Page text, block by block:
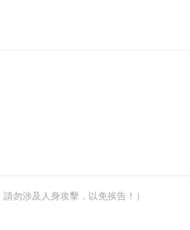
勿涉及人身攻擊，以免挨告！）